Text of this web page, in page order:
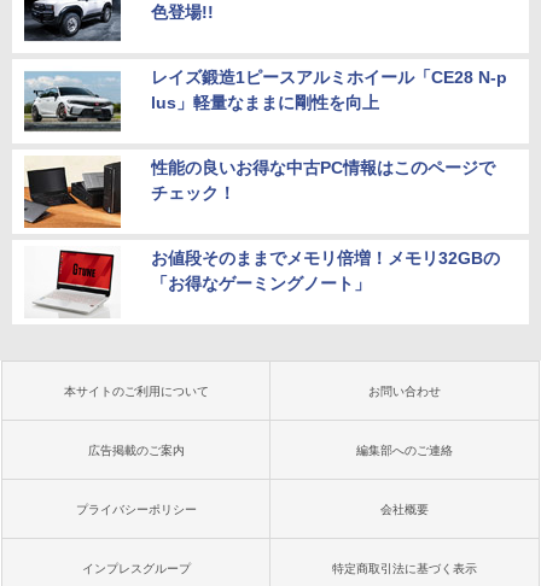
色登場!!
レイズ鍛造1ピースアルミホイール「CE28 N-p
lus」軽量なままに剛性を向上
性能の良いお得な中古PC情報はこのページで
チェック！
お値段そのままでメモリ倍増！メモリ32GBの
「お得なゲーミングノート」
本サイトのご利用について お問い合わせ
広告掲載のご案内 編集部へのご連絡
プライバシーポリシー 会社概要
インプレスグループ 特定商取引法に基づく表示